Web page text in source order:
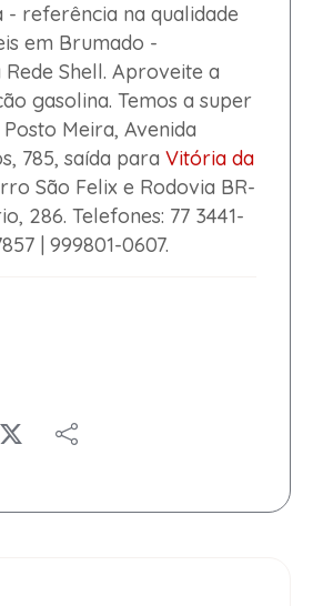
- referência na qualidade
em Brumado -
Shell. Aproveite a
gasolina. Temos a super
Meira, Avenida
785, saída para Vitória da
São Felix e Rodovia BR-
286. Telefones: 77 3441-
| 999801-0607.